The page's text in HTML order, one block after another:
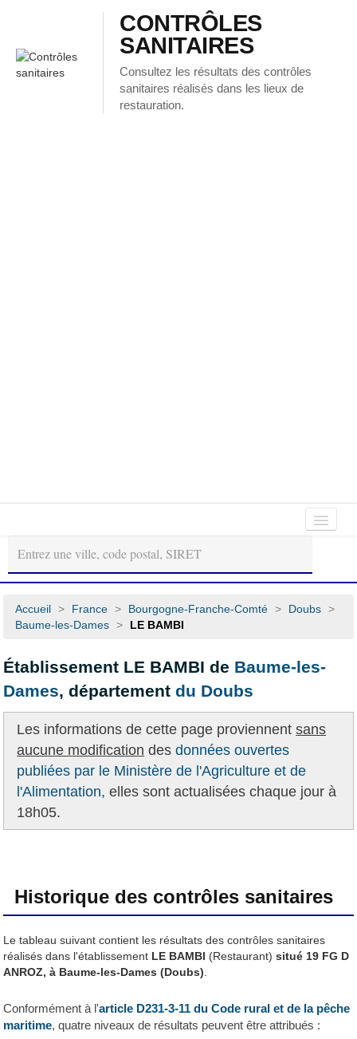
CONTRÔLES
SANITAIRES
Consultez les résultats des contrôles
sanitaires réalisés dans les lieux de
restauration.
Autour
de
moi
Régions
Accueil > France > Bourgogne-Franche-Comté > Doubs >
Baume-les-Dames > LE BAMBI
Établissement LE BAMBI de Baume-les-
Dames, départementdu Doubs
Les informations de cette page proviennentsans
aucune modification desdonnées ouvertes
publiées par le Ministère de l'Agriculture et de
l'Alimentation, elles sont actualisées chaque jour à
18h05.
Historique des contrôles sanitaires
Le tableau suivant contient les résultats des contrôles sanitaires
réalisés dans l'établissement LE BAMBI (Restaurant) situé 19 FG D
ANROZ, à Baume-les-Dames (Doubs)
Conformément à l'article D231-3-11 du Code rural et de la pêche
maritime, quatre niveaux de résultats peuvent être attribués :